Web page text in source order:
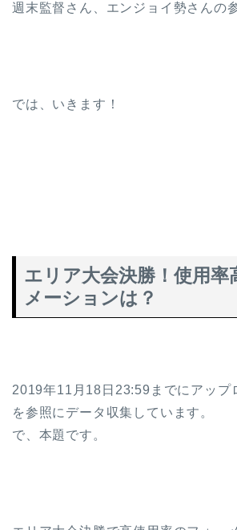
週末監督さん、エンジョイ勢さんの
では、いきます！
エリア大会決勝！使用率
メーションは？
2019年11月18日23:59までにアップ
を参照にデータ収集しています。
で、本題です。